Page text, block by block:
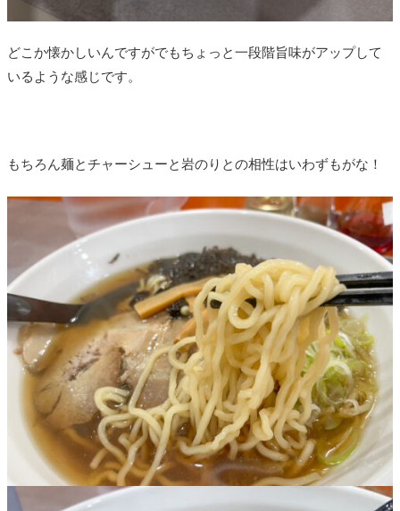
どこか懐かしいんですがでもちょっと一段階旨味がアップして
いるような感じです。
もちろん麺とチャーシューと岩のりとの相性はいわずもがな！